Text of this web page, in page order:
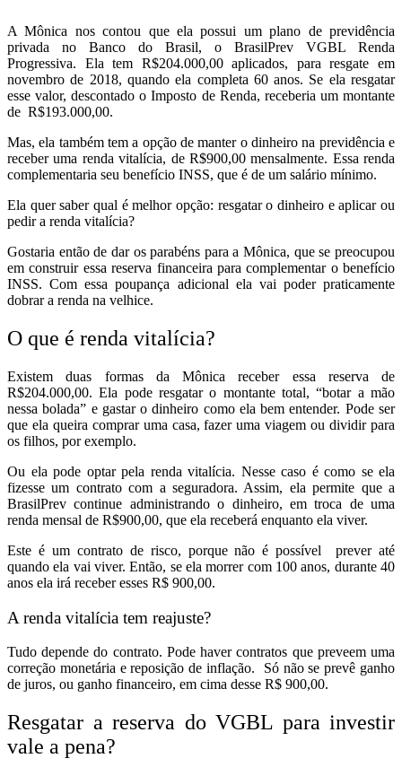
A Mônica nos contou que ela possui um plano de previdência
privada no Banco do Brasil, o BrasilPrev VGBL Renda
Progressiva. Ela tem R$204.000,00 aplicados, para resgate em
novembro de 2018, quando ela completa 60 anos. Se ela resgatar
esse valor, descontado o Imposto de Renda, receberia um montante
de R$193.000,00.
Mas, ela também tem a opção de manter o dinheiro na previdência e
receber uma renda vitalícia, de R$900,00 mensalmente. Essa renda
complementaria seu benefício INSS, que é de um salário mínimo.
Ela quer saber qual é melhor opção: resgatar o dinheiro e aplicar ou
pedir a renda vitalícia?
Gostaria então de dar os parabéns para a Mônica, que se preocupou
em construir essa reserva financeira para complementar o benefício
INSS. Com essa poupança adicional ela vai poder praticamente
dobrar a renda na velhice.
O que é renda vitalícia?
Existem duas formas da Mônica receber essa reserva de
R$204.000,00. Ela pode resgatar o montante total, “botar a mão
nessa bolada” e gastar o dinheiro como ela bem entender. Pode ser
que ela queira comprar uma casa, fazer uma viagem ou dividir para
os filhos, por exemplo.
Ou ela pode optar pela renda vitalícia. Nesse caso é como se ela
fizesse um contrato com a seguradora. Assim, ela permite que a
BrasilPrev continue administrando o dinheiro, em troca de uma
renda mensal de R$900,00, que ela receberá enquanto ela viver.
Este é um contrato de risco, porque não é possível prever até
quando ela vai viver. Então, se ela morrer com 100 anos, durante 40
anos ela irá receber esses R$ 900,00.
A renda vitalícia tem reajuste?
Tudo depende do contrato. Pode haver contratos que preveem uma
correção monetária e reposição de inflação. Só não se prevê ganho
de juros, ou ganho financeiro, em cima desse R$ 900,00.
Resgatar a reserva do VGBL para investir
vale a pena?